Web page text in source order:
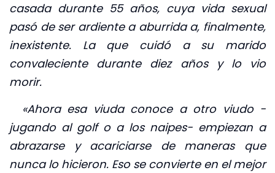
casada durante 55 años, cuya vida sexual
pasó de ser ardiente a aburrida a, finalmente,
inexistente. La que cuidó a su marido
convaleciente durante diez años y lo vio
morir.
«Ahora esa viuda conoce a otro viudo -
jugando al golf o a los naipes- empiezan a
abrazarse y acariciarse de maneras que
nunca lo hicieron. Eso se convierte en el mejor